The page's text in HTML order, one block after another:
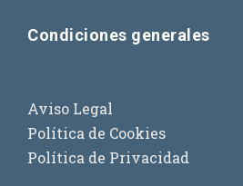
Condiciones generales
Aviso Legal
Política de Cookies
Política de Privacidad